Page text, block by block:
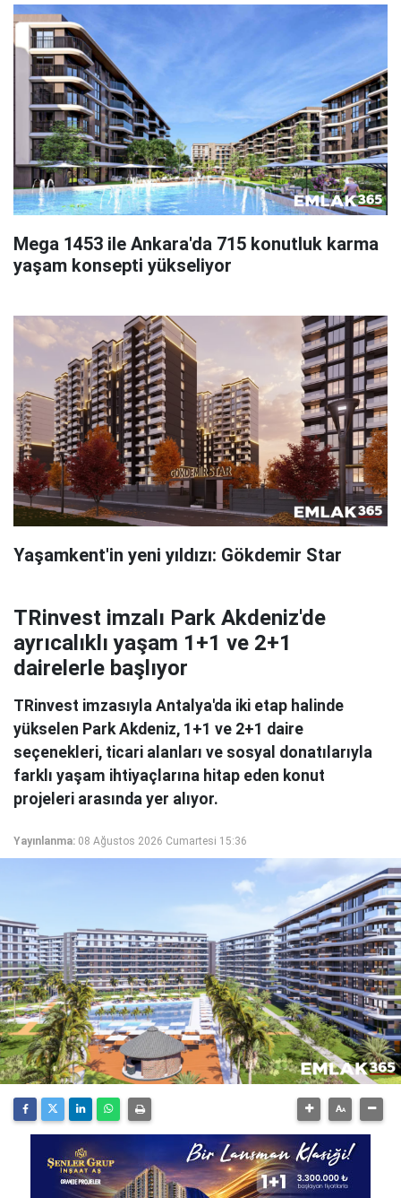
Mega 1453 ile Ankara'da 715 konutluk karma
yaşam konsepti yükseliyor
Yaşamkent'in yeni yıldızı: Gökdemir Star
TRinvest imzalı Park Akdeniz'de
ayrıcalıklı yaşam 1+1 ve 2+1
dairelerle başlıyor
TRinvest imzasıyla Antalya'da iki etap halinde
yükselen Park Akdeniz, 1+1 ve 2+1 daire
seçenekleri, ticari alanları ve sosyal donatılarıyla
farklı yaşam ihtiyaçlarına hitap eden konut
projeleri arasında yer alıyor.
Yayınlanma: 08 Ağustos 2026 Cumartesi 15:36